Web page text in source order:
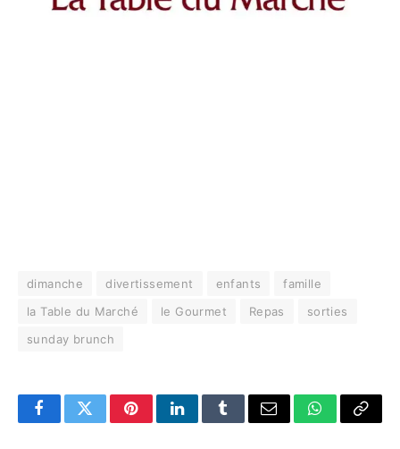
dimanche divertissement enfants
famille
la Table du Marché
le Gourmet Repas
sorties
sunday brunch
FacebookTwitterPinterestLinkedInTumblrEmail WhatsApp
Copy